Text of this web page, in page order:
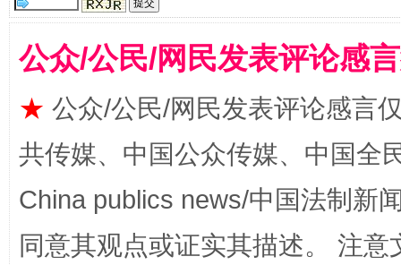
从幼儿园到大学，有这些资助 “
公众/公民/网民发表评论感
★ 公众/公民/网民发表评论感言
共传媒、中国公众传媒、中国全
China publics news/中国法制新
同意其观点或证实其描述。 注